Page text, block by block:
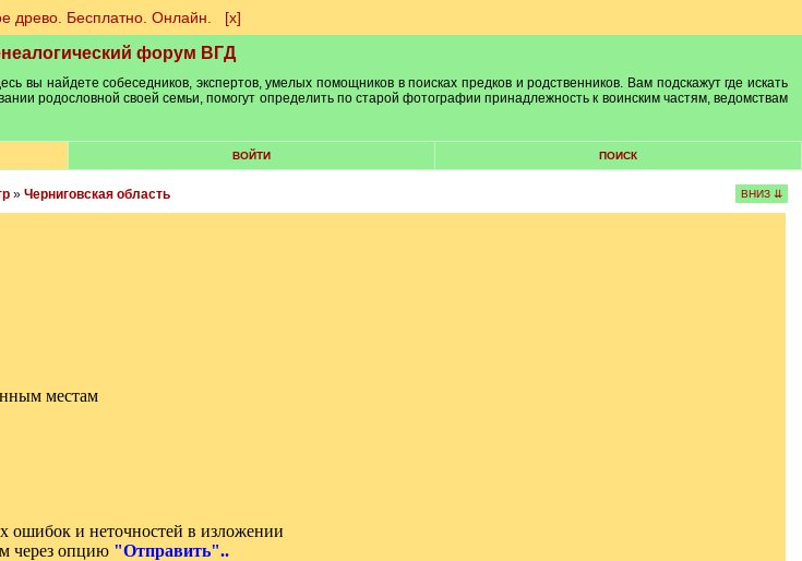
древо. Бесплатно. Онлайн. [х]
форум ВГД
вы найдете собеседников, экспертов, умелых помощников в поисках предков и родственников. Вам подскажут где искать
родословной своей семьи, помогут определить по старой фотографии принадлежность к воинским частям, ведомствам
ВОЙТИ ПОИСК
» Черниговская область ВНИЗ ⇊
местам
ошибок и неточностей в изложении
через опцию "Отправить"..